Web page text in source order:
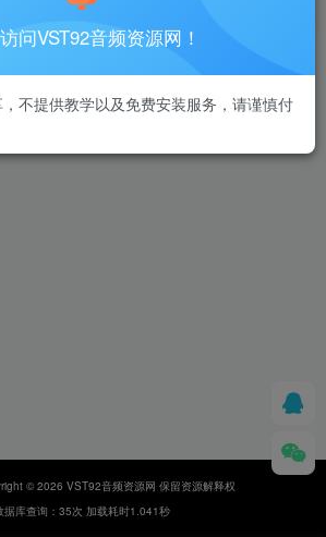
39天前
© 2026 VST92音频资源网 保留资源解释权
据库查询：35次 加载耗时1.041秒
问VST92音频资源网！
不提供教学以及免费安装服务，请谨慎付